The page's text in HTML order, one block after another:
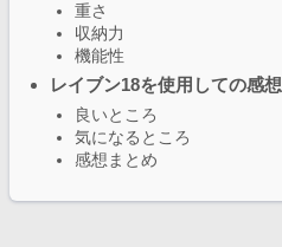
重さ
収納力
機能性
レイブン18を使用しての感想
良いところ
気になるところ
感想まとめ